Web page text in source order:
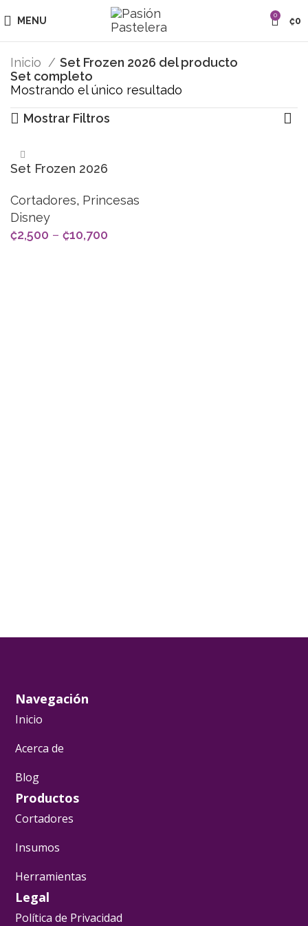
MENU 0 ₡0
Inicio
Set Frozen 2026 del producto
Set completo
Mostrando el único resultado
Mostrar Filtros
Set Frozen 2026
Cortadores, Princesas
Disney
₡2,500 – ₡10,700
Navegación
Inicio
Acerca de
Blog
Productos
Cortadores
Insumos
Herramientas
Legal
Política de Privacidad